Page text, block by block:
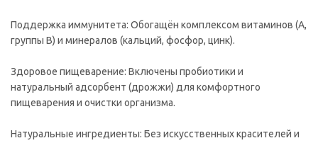
Поддержка иммунитета: Обогащён комплексом витаминов (A,
группы B) и минералов (кальций, фосфор, цинк).
Здоровое пищеварение: Включены пробиотики и
натуральный адсорбент (дрожжи) для комфортного
пищеварения и очистки организма.
Натуральные ингредиенты: Без искусственных красителей и